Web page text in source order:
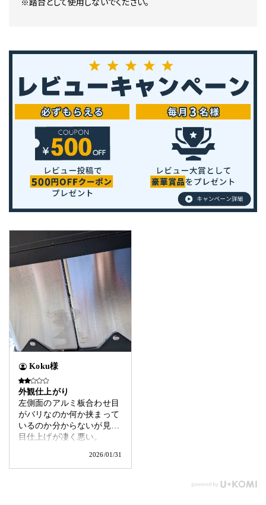
※踏台として使用しないでください。
Koku様
外観仕上がり
左側面のアルミ板合わせ目
がバリなのか何か挟まって
いるのか分からないが見た
目仕上げが凄く悪い。
2026/01/31